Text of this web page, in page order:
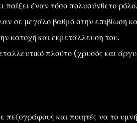
έναν τόσο πολυσύνθετο
σε μεγάλο βαθμό στην επιβίωση
κατοχή και εκμετάλλευση του.
πλούτο (χρυσός και
και ποιητές να το